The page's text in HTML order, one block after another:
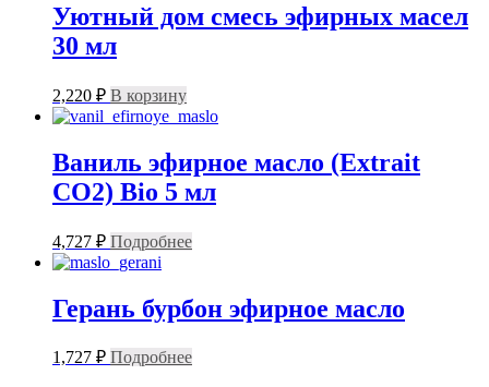
Уютный дом смесь эфирных масел
30 мл
2,220 ₽ В корзину
Ваниль эфирное масло (Extrait
CO2) Bio 5 мл
4,727 ₽ Подробнее
Герань бурбон эфирное масло
1,727 ₽ Подробнее